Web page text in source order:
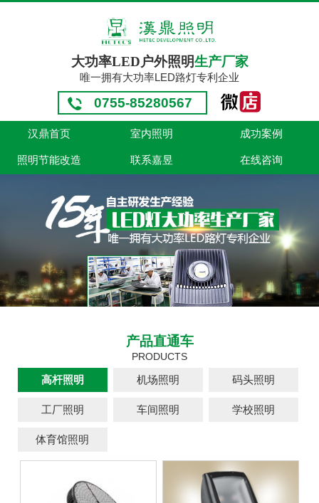
大功率LED户外照明生产厂家
唯一拥有大功率LED路灯专利企业
0755-85280567
汉鼎首页 室内照明 成功案例
照明节能改造 联系嘉昱 在线咨询
产品直通车
PRODUCTS
高杆照明 机场照明 码头照明
工厂照明 车间照明 学校照明
体育馆照明